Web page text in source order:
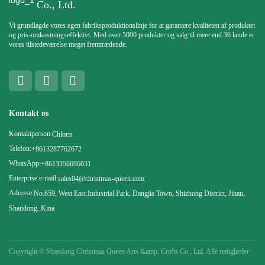
Co., Ltd.
Vi grundlagde vores egen fabriksproduktionslinje for at garantere kvaliteten af ​​produktet
og pris-omkostningseffektivt. Med over 5000 produkter og salg til mere end 36 lande er
vores tilstedeværelse meget fremtrædende.
Kontakt os
Kontaktperson:Chloris
Telefon:+8613287762672
WhatsApp:+8613356696031
Enterprise e-mail:sales04@christmas-queen.com
Adresse:No.659, West East Industrial Park, Dangjia Town, Shizhong District, Jinan,
Shandong, Kina
Copyright © Shandong Christmas Queen Arts &amp; Crafts Co., Ltd. Alle rettigheder